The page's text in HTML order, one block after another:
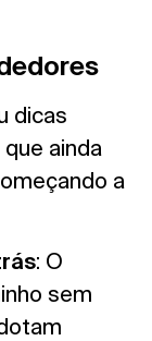
dicas
ainda
a
: O
sem